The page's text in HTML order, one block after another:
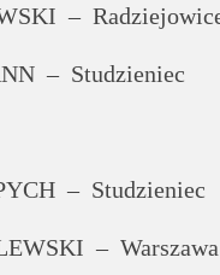
–
–
–
–